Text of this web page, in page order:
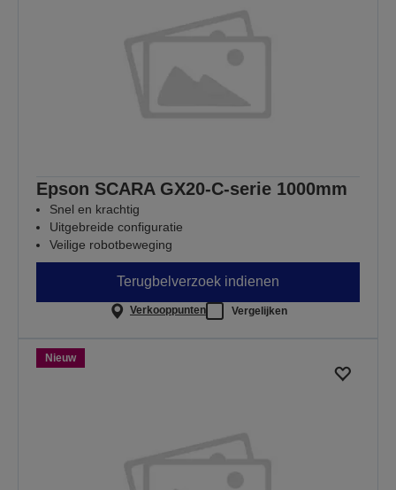
Epson SCARA GX20-C-serie 1000mm
Snel en krachtig
Uitgebreide configuratie
Veilige robotbeweging
Terugbelverzoek indienen
Verkooppunten Vergelijken
Nieuw